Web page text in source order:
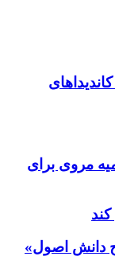
کاندیداهای
مروی برای
دانش اصول»